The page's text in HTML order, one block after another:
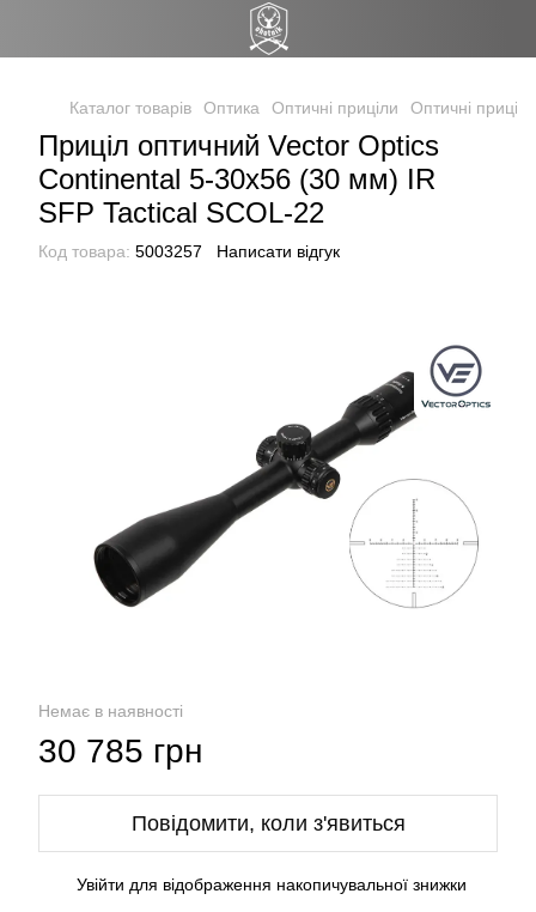
Каталог товарів Оптика Оптичні приціли Оптичні
Приціл оптичний Vector Optics
Continental 5-30x56 (30 мм) IR
SFP Tactical SCOL-22
Код товара: 5003257 Написати відгук
Немає в наявності
30 785 грн
Повідомити, коли з'явиться
Увійти для відображення накопичувальної знижки